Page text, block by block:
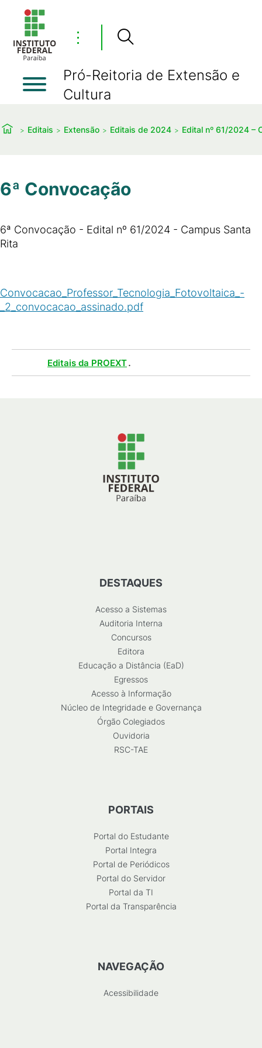
⋮
Pró-Reitoria de Extensão e
Cultura
Editais Extensão Editais de 2024 Edital nº 61/2024 –
6ª Convocação
6ª Convocação - Edital nº 61/2024 - Campus Santa
Rita
Convocacao_Professor_Tecnologia_Fotovoltaica_-
_2_convocacao_assinado.pdf
Editais da PROEXT.
DESTAQUES
Acesso a Sistemas
Auditoria Interna
Concursos
Editora
Educação a Distância (EaD)
Egressos
Acesso à Informação
Núcleo de Integridade e Governança
Órgão Colegiados
Ouvidoria
RSC-TAE
PORTAIS
Portal do Estudante
Portal Integra
Portal de Periódicos
Portal do Servidor
Portal da TI
Portal da Transparência
NAVEGAÇÃO
Acessibilidade